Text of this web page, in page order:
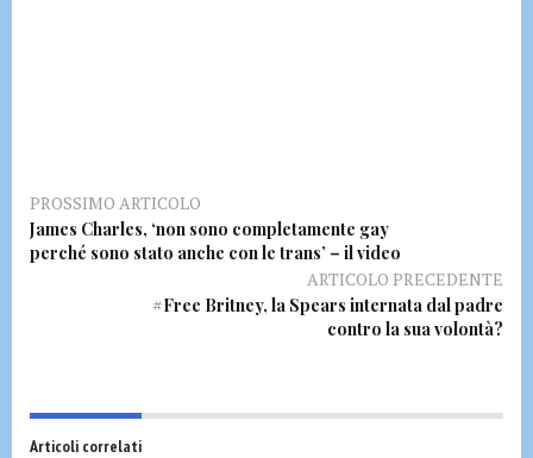
PROSSIMO ARTICOLO
James Charles, ‘non sono completamente gay
perché sono stato anche con le trans’ – il video
ARTICOLO PRECEDENTE
#Free Britney, la Spears internata dal padre
contro la sua volontà?
Articoli correlati